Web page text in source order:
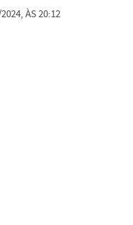
ÀS 20:12